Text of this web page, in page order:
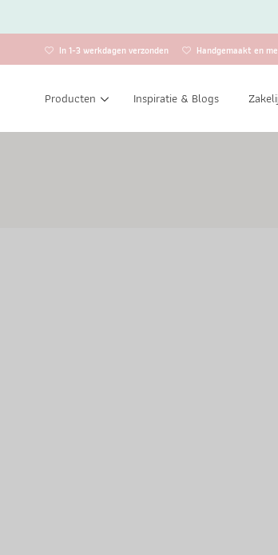
In 1-3 werkdagen verzonden Handgemaakt en
Producten Inspiratie & Blogs